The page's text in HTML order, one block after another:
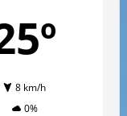
8 km/h
0%